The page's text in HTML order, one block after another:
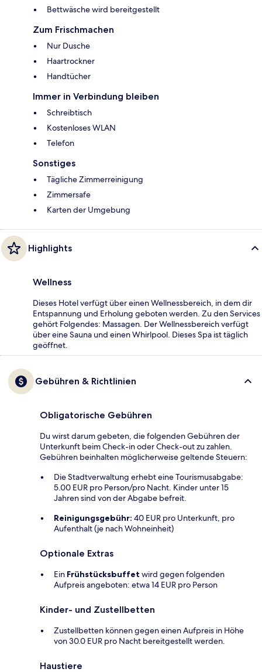
Bettwäsche wird bereitgestellt
Zum Frischmachen
Nur Dusche
Haartrockner
Handtücher
Immer in Verbindung bleiben
Schreibtisch
Kostenloses WLAN
Telefon
Sonstiges
Tägliche Zimmerreinigung
Zimmersafe
Karten der Umgebung
Highlights
Wellness
Dieses Hotel verfügt über einen Wellnessbereich, in dem dir
Entspannung und Erholung geboten werden. Zu den Services
gehört Folgendes: Massagen. Der Wellnessbereich verfügt
über eine Sauna und einen Whirlpool. Dieses Spa ist täglich
geöffnet.
Gebühren & Richtlinien
Obligatorische Gebühren
Du wirst darum gebeten, die folgenden Gebühren der
Unterkunft beim Check-in oder Check-out zu zahlen.
Gebühren beinhalten möglicherweise geltende Steuern:
Die Stadtverwaltung erhebt eine Tourismusabgabe:
5.00 EUR pro Person/pro Nacht. Kinder unter 15
Jahren sind von der Abgabe befreit.
Reinigungsgebühr: 40 EUR pro Unterkunft, pro
Aufenthalt (je nach Wohneinheit)
Optionale Extras
Ein Frühstücksbuffet wird gegen folgenden
Aufpreis angeboten: etwa 14 EUR pro Person
Kinder- und Zustellbetten
Zustellbetten können gegen einen Aufpreis in Höhe
von 30.0 EUR pro Nacht bereitgestellt werden.
Haustiere